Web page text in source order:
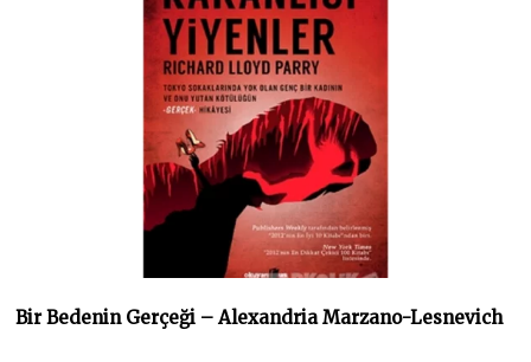
Bir Bedenin Gerçeği – Alexandria Marzano-Lesnevich